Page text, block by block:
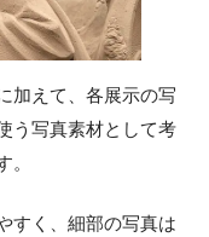
加えて、各展示の写
う写真素材として考
。
すく、細部の写真は